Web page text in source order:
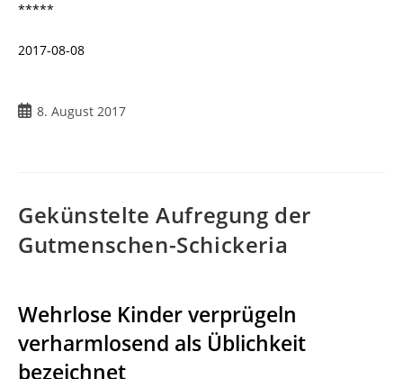
*****
2017-08-08
8. August 2017
Gekünstelte Aufregung der
Gutmenschen-Schickeria
Wehrlose Kinder verprügeln
verharmlosend als Üblichkeit
bezeichnet